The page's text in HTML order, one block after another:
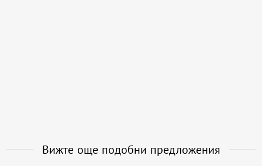
Вижте още подобни предложения